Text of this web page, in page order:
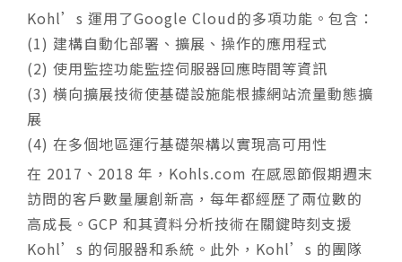
Kohl’s 運用了Google Cloud的多項功能。包含：
(1) 建構自動化部署、擴展、操作的應用程式
(2) 使用監控功能監控伺服器回應時間等資訊
(3) 橫向擴展技術使基礎設施能根據網站流量動態擴
展
(4) 在多個地區運行基礎架構以實現高可用性
在 2017、2018 年，Kohls.com 在感恩節假期週末
訪問的客戶數量屢創新高，每年都經歷了兩位數的
高成長。GCP 和其資料分析技術在關鍵時刻支援
Kohl’s 的伺服器和系統。此外，Kohl’s 的團隊